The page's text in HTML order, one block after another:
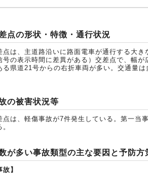
る資料
基準、ガイドライン等
取り組み
いて
人」認定試験
書
書トップ
点の形状・特徴・通行状況
点は、主道路沿いに路面電車が通行する大
号の表示時間に差異がある）交差点で、幅
る県道21号からの右折車両が多い。交通量
の被害状況等
点は、軽傷事故が7件発生している。第一当
が多い事故類型の主な要因と予防方
故】